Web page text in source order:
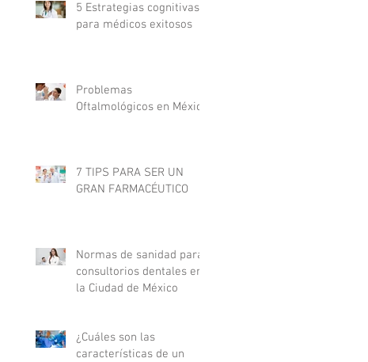
5 Estrategias cognitivas
para médicos exitosos
Problemas
Oftalmológicos en México
7 TIPS PARA SER UN
GRAN FARMACÉUTICO
Normas de sanidad para
consultorios dentales en
la Ciudad de México
¿Cuáles son las
características de un